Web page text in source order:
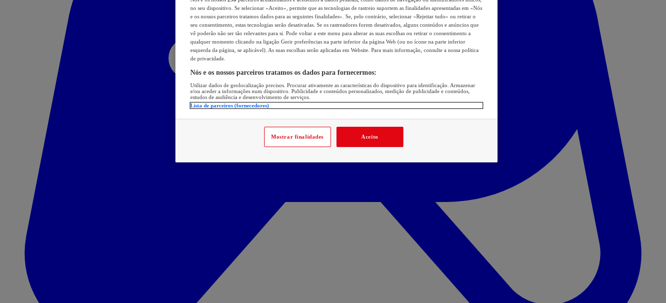
no seu dispositivo. Se selecionar «Aceito», permite que as tecnologias de rastreio suportem as finalidades apresentadas em «Nós
e os nossos parceiros tratamos dados para as seguintes finalidades». Se, pelo contrário, selecionar «Rejeitar tudo» ou retirar o
seu consentimento, estas tecnologias serão desativadas. Se os rastreadores forem desativados, alguns conteúdos e anúncios que
vê poderão não ser tão relevantes para si. Pode voltar a este menu para alterar as suas escolhas ou retirar o consentimento a
qualquer momento clicando na ligação Gerir preferências na parte inferior da página Web (ou no ícone na parte inferior
esquerda da página, se aplicável). As suas escolhas serão aplicadas em Website. Para mais informação, consulte a nossa política
de privacidade.
Nós e os nossos parceiros tratamos os dados para fornecermos:
Utilizar dados de geolocalização precisos. Procurar ativamente as características do dispositivo para identificação. Armazenar
e/ou aceder a informações num dispositivo. Publicidade e conteúdos personalizados, medição de publicidade e conteúdos,
estudos de audiência e desenvolvimento de serviços.
Lista de parceiros (fornecedores)
Mostrar finalidades Aceito